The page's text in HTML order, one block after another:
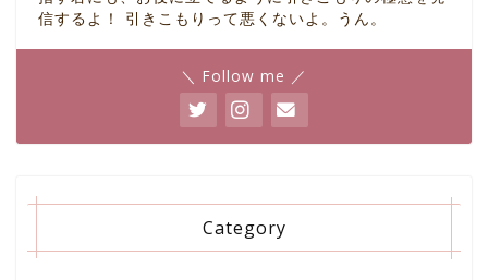
信するよ！ 引きこもりって悪くないよ。うん。
＼ Follow me ／
Category